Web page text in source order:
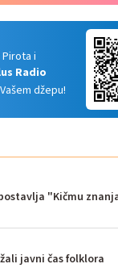
i
Radio
džepu!
"Kičmu
javni čas folklora